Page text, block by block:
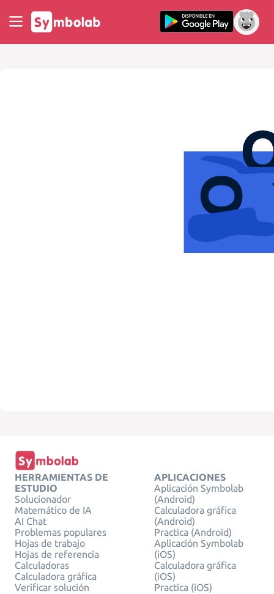
HERRAMIENTAS DE
ESTUDIO
Solucionador
Matemático de IA
AI Chat
Problemas populares
Hojas de trabajo
Hojas de referencia
Calculadoras
Calculadora gráfica
Verificar solución
APLICACIONES
Aplicación Symbolab
(Android)
Calculadora gráfica
(Android)
Practica (Android)
Aplicación Symbolab
(iOS)
Calculadora gráfica
(iOS)
Practica (iOS)